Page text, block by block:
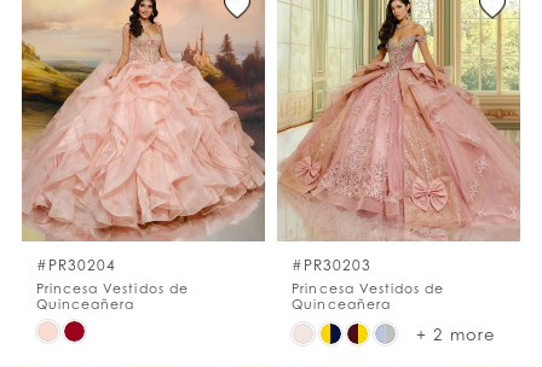
#9965e1c9ec
to
end
#d9d8162f2b
to
end
#PR30204
Princesa Vestidos de
Quinceañera
Skip
#PR30203
Princesa Vestidos de
Quinceañera
Skip
+ 2 more